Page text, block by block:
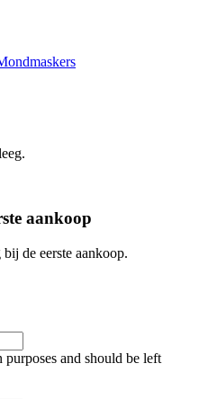
aankoop
de eerste aankoop.
and should be left